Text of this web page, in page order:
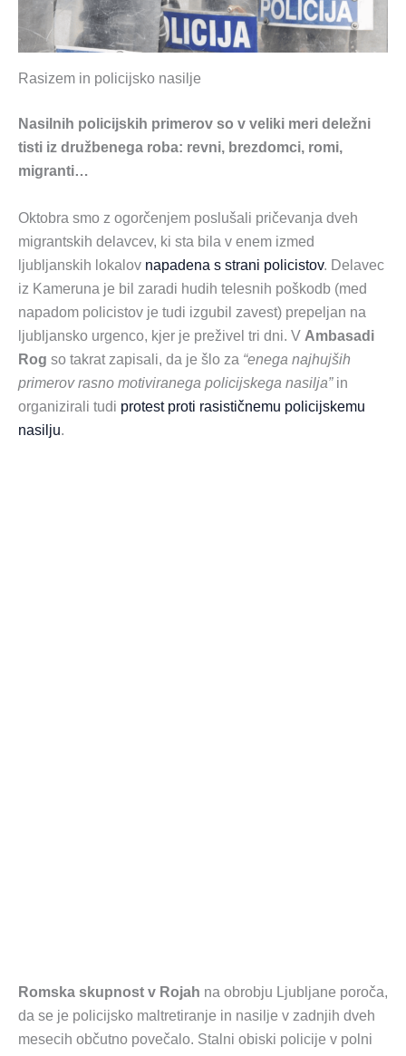
Rasizem in policijsko nasilje
Nasilnih policijskih primerov so v veliki meri deležni
tisti iz družbenega roba: revni, brezdomci, romi,
migranti…
Oktobra smo z ogorčenjem poslušali pričevanja dveh
migrantskih delavcev, ki sta bila v enem izmed
ljubljanskih lokalov napadena s strani policistov. Delavec
iz Kameruna je bil zaradi hudih telesnih poškodb (med
napadom policistov je tudi izgubil zavest) prepeljan na
ljubljansko urgenco, kjer je preživel tri dni. V Ambasadi
Rog so takrat zapisali, da je šlo za “enega najhujših
primerov rasno motiviranega policijskega nasilja”in
organizirali tudi protest proti rasističnemu policijskemu
nasilju.
Romska skupnost v Rojah na obrobju Ljubljane poroča,
da se je policijsko maltretiranje in nasilje v zadnjih dveh
mesecih občutno povečalo. Stalni obiski policije v polni